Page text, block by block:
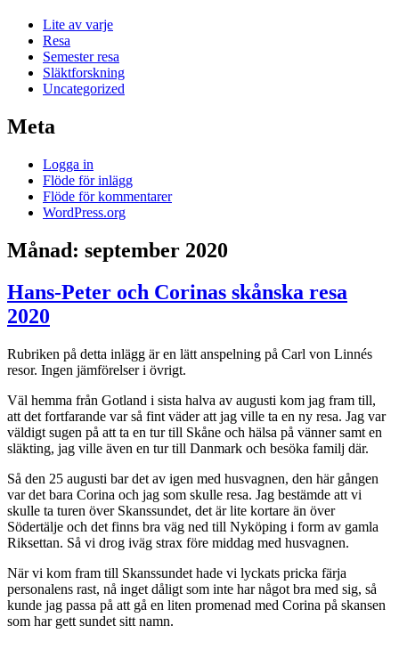
Lite av varje
Resa
Semester resa
Släktforskning
Uncategorized
Meta
Logga in
Flöde för inlägg
Flöde för kommentarer
WordPress.org
Månad: september 2020
Hans-Peter och Corinas skånska resa
2020
Rubriken på detta inlägg är en lätt anspelning på Carl von Linnés
resor. Ingen jämförelser i övrigt.
Väl hemma från Gotland i sista halva av augusti kom jag fram till,
att det fortfarande var så fint väder att jag ville ta en ny resa. Jag var
väldigt sugen på att ta en tur till Skåne och hälsa på vänner samt en
släkting, jag ville även en tur till Danmark och besöka familj där.
Så den 25 augusti bar det av igen med husvagnen, den här gången
var det bara Corina och jag som skulle resa. Jag bestämde att vi
skulle ta turen över Skanssundet, det är lite kortare än över
Södertälje och det finns bra väg ned till Nyköping i form av gamla
Riksettan. Så vi drog iväg strax före middag med husvagnen.
När vi kom fram till Skanssundet hade vi lyckats pricka färja
personalens rast, nå inget dåligt som inte har något bra med sig, så
kunde jag passa på att gå en liten promenad med Corina på skansen
som har gett sundet sitt namn.